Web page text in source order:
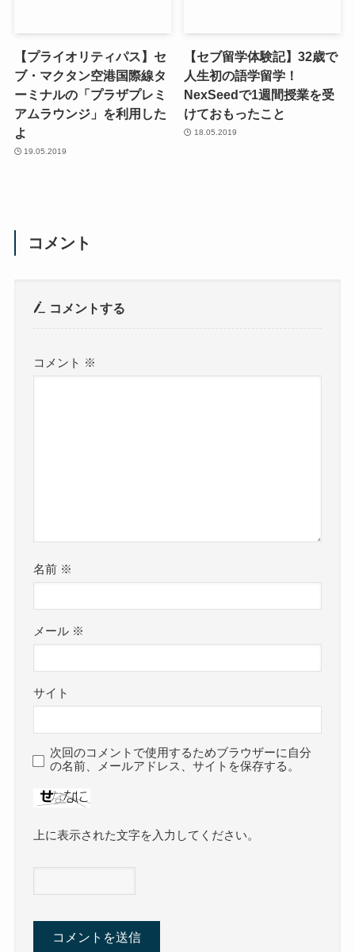
【プライオリティパス】セ
ブ・マクタン空港国際線タ
ーミナルの「プラザプレミ
アムラウンジ」を利用した
よ
19.05.2019
【セブ留学体験記】32歳で
人生初の語学留学！
NexSeedで1週間授業を受
けておもったこと
18.05.2019
コメント
コメントする
コメント ※
名前 ※
メール ※
サイト
次回のコメントで使用するためブラウザーに自分
の名前、メールアドレス、サイトを保存する。
上に表示された文字を入力してください。